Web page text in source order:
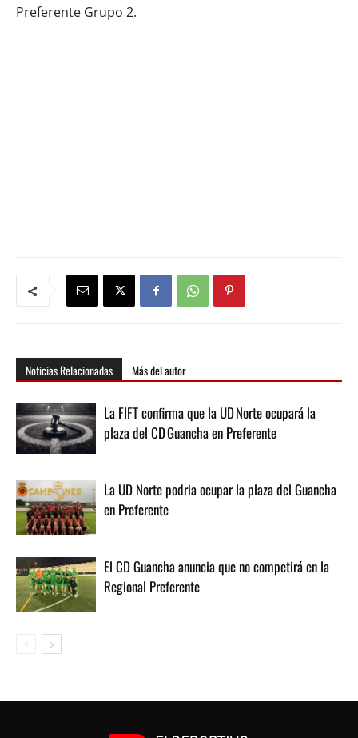
Preferente Grupo 2.
Noticias Relacionadas Más del autor
La FIFT confirma que la UD Norte ocupará la
plaza del CD Guancha en Preferente
La UD Norte podria ocupar la plaza del Guancha
en Preferente
El CD Guancha anuncia que no competirá en la
Regional Preferente